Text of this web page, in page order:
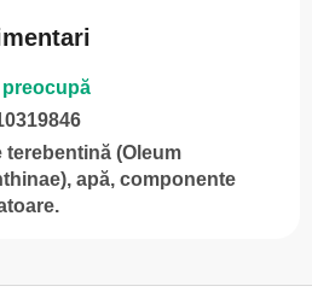
preocupă
terebentină (Oleum
apă, componente